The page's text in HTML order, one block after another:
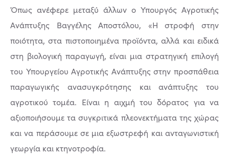
Όπως ανέφερε μεταξύ άλλων ο Υπουργός Αγροτικής
Ανάπτυξης Βαγγέλης Αποστόλου, «Η στροφή στην
ποιότητα, στα πιστοποιημένα προϊόντα, αλλά και ειδικά
στη βιολογική παραγωγή, είναι μια στρατηγική επιλογή
του Υπουργείου Αγροτικής Ανάπτυξης στην προσπάθεια
παραγωγικής ανασυγκρότησης και ανάπτυξης του
αγροτικού τομέα. Είναι η αιχμή του δόρατος για να
αξιοποιήσουμε τα συγκριτικά πλεονεκτήματα της χώρας
και να περάσουμε σε μια εξωστρεφή και ανταγωνιστική
γεωργία και κτηνοτροφία.